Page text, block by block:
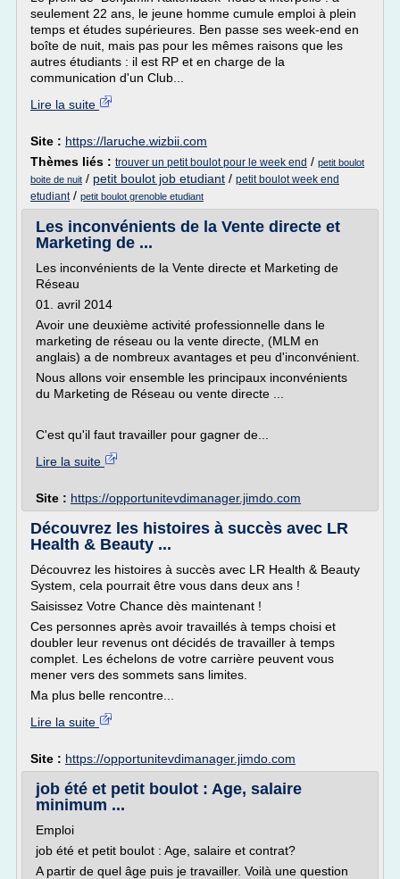
seulement 22 ans, le jeune homme cumule emploi à plein
temps et études supérieures. Ben passe ses week-end en
boîte de nuit, mais pas pour les mêmes raisons que les
autres étudiants : il est RP et en charge de la
communication d'un Club...
Lire la suite
Site : https://laruche.wizbii.com
Thèmes liés : trouver un petit boulot pour le week end / petit boulot
boite de nuit / petit boulot job etudiant / petit boulot week end
etudiant/ petit boulot grenoble etudiant
Les inconvénients de la Vente directe et
Marketing de ...
Les inconvénients de la Vente directe et Marketing de
Réseau
01. avril 2014
Avoir une deuxième activité professionnelle dans le
marketing de réseau ou la vente directe, (MLM en
anglais) a de nombreux avantages et peu d'inconvénient.
Nous allons voir ensemble les principaux inconvénients
du Marketing de Réseau ou vente directe ...
C'est qu'il faut travailler pour gagner de...
Lire la suite
Site : https://opportunitevdimanager.jimdo.com
Découvrez les histoires à succès avec LR
Health & Beauty ...
Découvrez les histoires à succès avec LR Health & Beauty
System, cela pourrait être vous dans deux ans !
Saisissez Votre Chance dès maintenant !
Ces personnes après avoir travaillés à temps choisi et
doubler leur revenus ont décidés de travailler à temps
complet. Les échelons de votre carrière peuvent vous
mener vers des sommets sans limites.
Ma plus belle rencontre...
Lire la suite
Site : https://opportunitevdimanager.jimdo.com
job été et petit boulot : Age, salaire
minimum ...
Emploi
job été et petit boulot : Age, salaire et contrat?
A partir de quel âge puis je travailler. Voilà une question